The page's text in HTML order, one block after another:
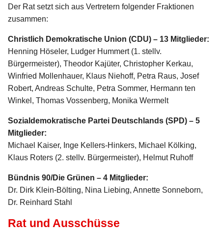
Der Rat setzt sich aus Vertretern folgender Fraktionen
zusammen:
Christlich Demokratische Union (CDU) – 13 Mitglieder:
Henning Höseler, Ludger Hummert (1. stellv.
Bürgermeister), Theodor Kajüter, Christopher Kerkau,
Winfried Mollenhauer, Klaus Niehoff, Petra Raus, Josef
Robert, Andreas Schulte, Petra Sommer, Hermann ten
Winkel, Thomas Vossenberg, Monika Wermelt
Sozialdemokratische Partei Deutschlands (SPD) – 5
Mitglieder:
Michael Kaiser, Inge Kellers-Hinkers, Michael Kölking,
Klaus Roters (2. stellv. Bürgermeister), Helmut Ruhoff
Bündnis 90/Die Grünen – 4 Mitglieder:
Dr. Dirk Klein-Bölting, Nina Liebing, Annette Sonneborn,
Dr. Reinhard Stahl
Rat und Ausschüsse